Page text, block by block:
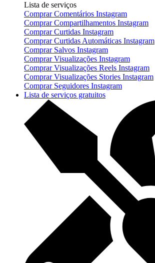
Lista de serviços
Comprar Comentários Instagram
Comprar Compartilhamentos Instagram
Comprar Curtidas Instagram
Comprar Curtidas Automáticas Instagram
Comprar Salvos Instagram
Comprar Visualizações Instagram
Comprar Visualizações Reels Instagram
Comprar Visualizações Stories Instagram
Comprar Seguidores Instagram
Lista de serviços gratuitos